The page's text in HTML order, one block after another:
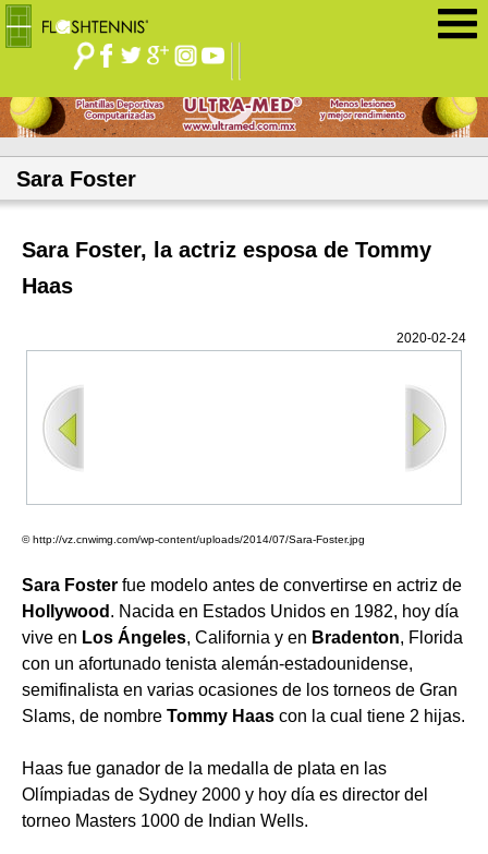
Sara Foster
Sara Foster, la actriz esposa de Tommy
Haas
2020-02-24
© http://vz.cnwimg.com/wp-content/uploads/2014/07/Sara-Foster.jpg
Sara Foster fue modelo antes de convertirse en actriz de
Hollywood . Nacida en Estados Unidos en 1982, hoy día
vive en Los Ángeles, California y en Bradenton, Florida
con un afortunado tenista alemán-estadounidense,
semifinalista en varias ocasiones de los torneos de Gran
Slams, de nombre Tommy Haas con la cual tiene 2 hijas.
Haas fue ganador de la medalla de plata en las
Olímpiadas de Sydney 2000 y hoy día es director del
torneo Masters 1000 de Indian Wells.